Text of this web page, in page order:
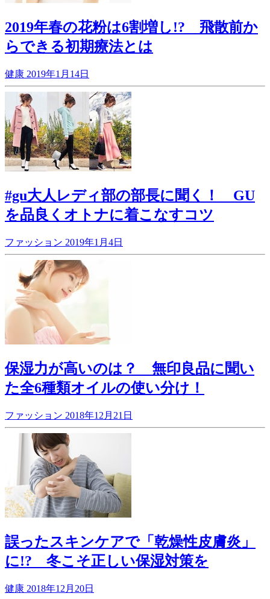
2019年春の花粉は6割増し!? 飛散前か
らできる初期療法とは
健康 2019年1月14日
#gu大人レディ部の部長に聞く！ GU
を品良くオトナに着こなすコツ
ファッション 2019年1月4日
保湿力が高いのは？ 無印良品に聞い
た全6種類オイルの使い分け！
ファッション 2018年12月21日
誤ったスキンケアで「乾燥性皮膚炎」
に!? 冬こそ正しい保湿対策を
健康 2018年12月20日